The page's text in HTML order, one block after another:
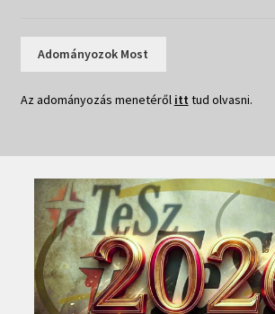
Adományozok Most
Az adományozás menetéről itt tud olvasni.